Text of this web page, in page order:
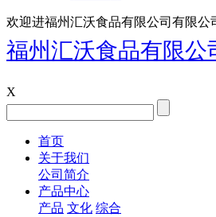
欢迎进福州汇沃食品有限公司有限公
福州汇沃食品有限公
X
首页
关于我们
公司简介
产品中心
产品 文化 综合